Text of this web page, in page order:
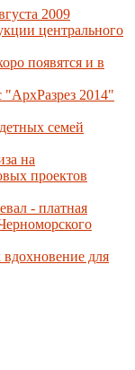
2009
центрального
появятся и в
"АрхРазрез 2014"
семей
на
проектов
- платная
для